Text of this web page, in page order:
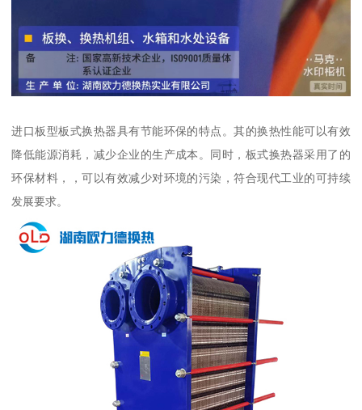
进口板型板式换热器具有节能环保的特点。其的换热性能可以有效
降低能源消耗，减少企业的生产成本。同时，板式换热器采用了的
环保材料，，可以有效减少对环境的污染，符合现代工业的可持续
发展要求。